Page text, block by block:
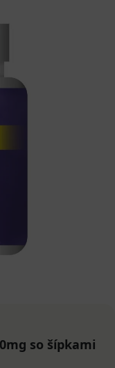
so šípkami